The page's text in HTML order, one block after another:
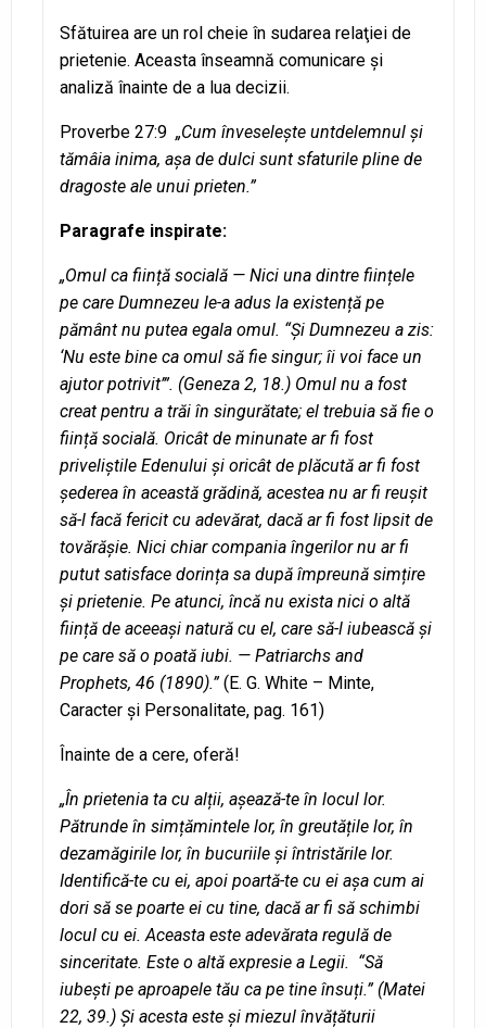
Sfătuirea are un rol cheie în sudarea relaţiei de
prietenie. Aceasta înseamnă comunicare şi
analiză înainte de a lua decizii.
Proverbe 27:9 „Cum înveseleşte untdelemnul şi
tămâia inima, aşa de dulci sunt sfaturile pline de
dragoste ale unui prieten.”
Paragrafe inspirate:
„Omul ca ființă socială — Nici una dintre ființele
pe care Dumnezeu le-a adus la existență pe
pământ nu putea egala omul. “Și Dumnezeu a zis:
‘Nu este bine ca omul să fie singur; îi voi face un
ajutor potrivit’”. (Geneza 2, 18.) Omul nu a fost
creat pentru a trăi în singurătate; el trebuia să fie o
ființă socială. Oricât de minunate ar fi fost
priveliștile Edenului și oricât de plăcută ar fi fost
șederea în această grădină, acestea nu ar fi reușit
să-l facă fericit cu adevărat, dacă ar fi fost lipsit de
tovărășie. Nici chiar compania îngerilor nu ar fi
putut satisface dorința sa după împreună simțire
și prietenie. Pe atunci, încă nu exista nici o altă
ființă de aceeași natură cu el, care să-l iubească și
pe care să o poată iubi. — Patriarchs and
Prophets, 46 (1890).”(E. G. White – Minte,
Caracter şi Personalitate, pag. 161)
Înainte de a cere, oferă!
„În prietenia ta cu alții, așează-te în locul lor.
Pătrunde în simțămintele lor, în greutățile lor, în
dezamăgirile lor, în bucuriile și întristările lor.
Identifică-te cu ei, apoi poartă-te cu ei așa cum ai
dori să se poarte ei cu tine, dacă ar fi să schimbi
locul cu ei. Aceasta este adevărata regulă de
sinceritate. Este o altă expresie a Legii. “Să
iubești pe aproapele tău ca pe tine însuți.” (Matei
22, 39.) Și acesta este și miezul învățăturii